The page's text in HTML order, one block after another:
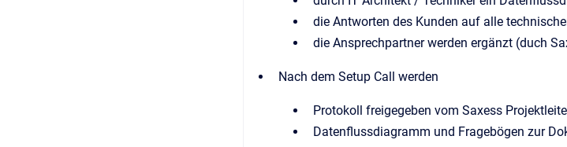
die Antworten des Kunden auf alle
die Ansprechpartner werden ergänzt (duch
Nach dem Setup Call werden
Protokoll freigegeben vom Saxess
Datenflussdiagramm und Fragebögen zur